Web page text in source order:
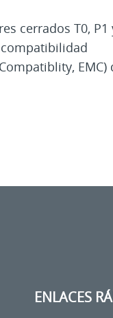
cerrados T0, P1
EMC)
ENLACES